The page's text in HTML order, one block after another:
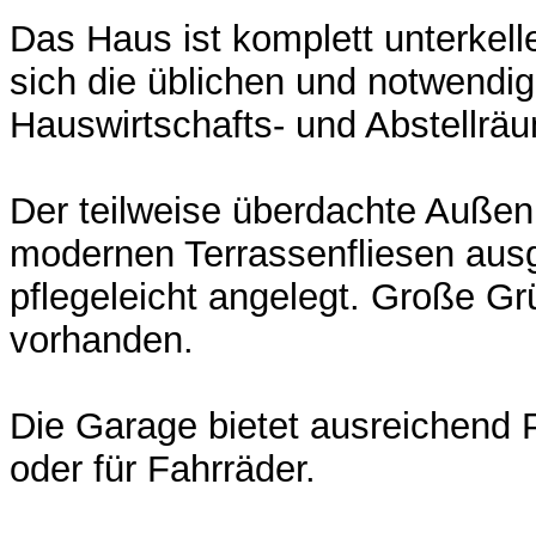
Das Haus ist komplett
sich die üblichen und
Hauswirtschafts- und
Der teilweise überdachte
modernen Terrassenfliesen
pflegeleicht angelegt. Große
vorhanden.
Die Garage bietet ausreichend
oder für Fahrräder.